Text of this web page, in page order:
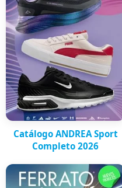
Catálogo ANDREA Sport
Completo 2026